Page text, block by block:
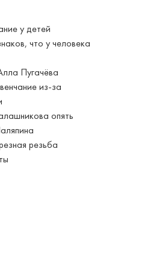
у детей
что у человека
Пугачёва
из-за
опять
резьба